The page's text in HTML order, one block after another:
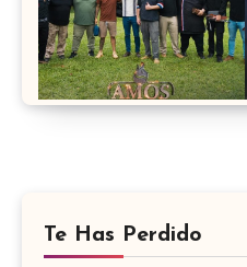
Te Has Perdido